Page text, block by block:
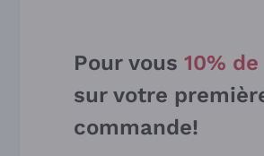
Pour vous 10%
sur votre
commande!